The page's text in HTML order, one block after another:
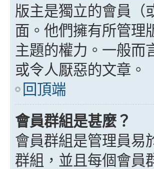
版主是獨立的會員（
面。他們擁有所管理
主題的權力。一般而
或令人厭惡的文章。
回頂端
會員群組是甚麼？
會員群組是管理員易
群組，並且每個會員